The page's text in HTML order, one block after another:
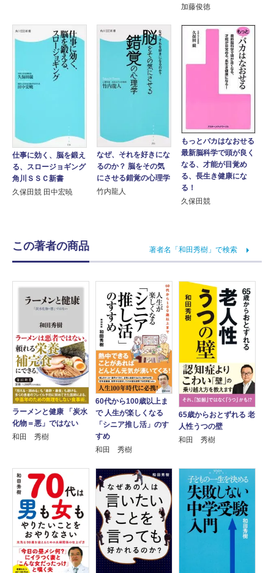
加藤俊徳
仕事に効く、脳を鍛え
る、スロージョギング
角川ＳＳＣ新書
久保田競 田中宏暁
なぜ、それを好きにな
るのか？ 脳をその気
にさせる錯覚の心理学
竹内龍人
もっとバカはなおせる
最新脳科学で頭が良く
なる、才能が目覚め
る、長生き健康にな
る！
久保田競
この著者の商品 著者名「和田秀樹」で検索
ラーメンと健康 「炭水
化物＝悪」ではない
和田 秀樹
60代から100歳以上ま
で 人生が楽しくなる
「シニア推し活」のす
すめ
和田 秀樹
65歳からおとずれる 老
人性うつの壁
和田 秀樹